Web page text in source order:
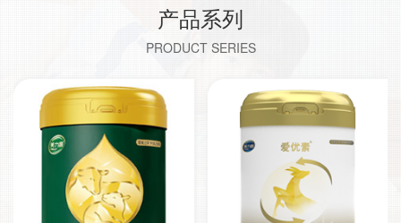
产品系列
PRODUCT SERIES